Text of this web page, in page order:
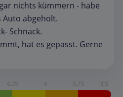
nichts kümmern - habe
Auto abgeholt.
Schnack.
hat es gepasst. Gerne
4,25 4 3,75 3,5